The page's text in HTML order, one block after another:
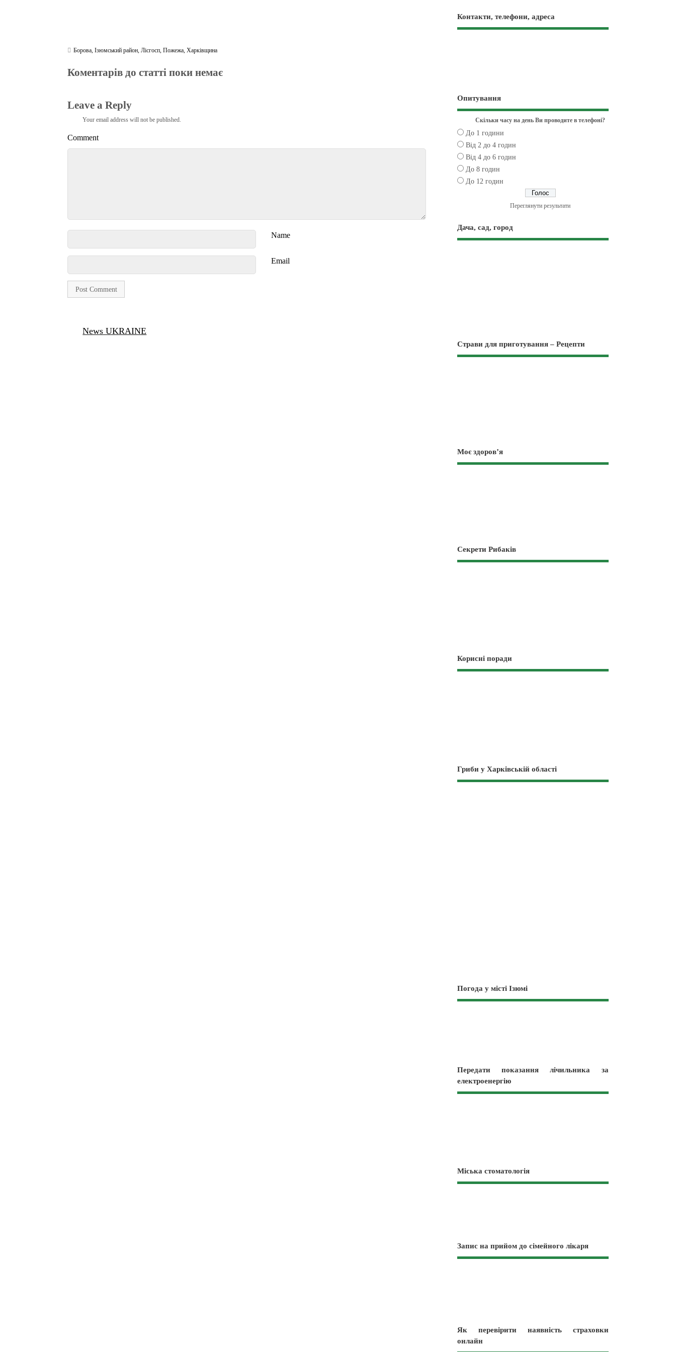
Борова ,Ізюмський район ,Лісгосп ,Пожежа ,Харківщина
Коментарів до статті поки немає
Leave a Reply
Your email address will not be published.
Comment
Name
Email
News UKRAINE
Контакти, телефони, адреса
Опитування
Скільки часу на день Ви проводите в телефоні?
До 1 години
Від 2 до 4 годин
Від 4 до 6 годин
До 8 годин
До 12 годин
Переглянути результати
Дача, сад, город
Страви для приготування – Рецепти
Моє здоров’я
Секрети Рибаків
Корисні поради
Гриби у Харківській області
Погода у місті Ізюмі
Передати показання лічильника за
електроенергію
Міська стоматологія
Запис на прийом до сімейного лікаря
Як перевірити наявність страховки
онлайн